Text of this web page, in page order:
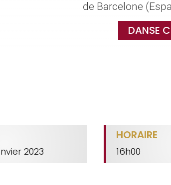
de Barcelone
DANSE
2023
HORAIRE
16h00